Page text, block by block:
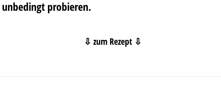
unbedingt probieren.
⇩ zum Rezept ⇩